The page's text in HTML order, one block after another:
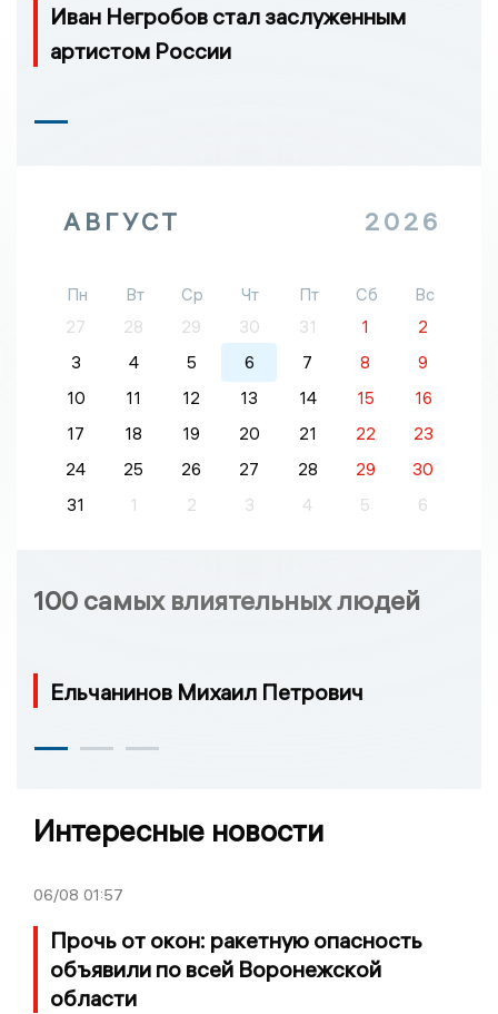
Иван Негробов стал заслуженным
артистом России
АВГУСТ 2026
Пн Вт Ср Чт Пт Сб
Вс
27
28 29 30 31 1
2
3
4 5 6 7 8
9
10
11 12 13 14 15
16
17
18 19 20 21 22
23
24
25 26 27 28 29
30
31
1 2 3 4 5 6
100 самых влиятельных людей
Ельчанинов Михаил Петрович
Интересные новости
06/08 01:57
Прочь от окон: ракетную опасность
объявили по всей Воронежской
области